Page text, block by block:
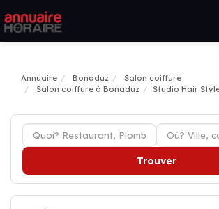
Annuaire Bonaduz
Salon coiffure
Salon coiffure à Bonaduz
Studio Hair
Trouver